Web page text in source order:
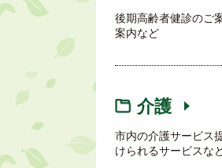
後期高齢者健診のご
案内など
介護
市内の介護サービス
けられるサービスな